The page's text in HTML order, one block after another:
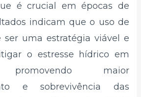
é crucial em épocas de
indicam que o uso de
ser uma estratégia viável e
o estresse hídrico em
promovendo maior
e sobrevivência das